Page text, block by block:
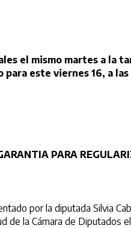
el mismo martes a la
este viernes 16, a las
PARA
por la diputada Silvia
la Cámara de Diputados